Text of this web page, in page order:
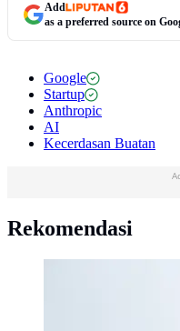
Add
as a preferred source on
Google
Startup
Anthropic
AI
Kecerdasan Buatan
Rekomendasi